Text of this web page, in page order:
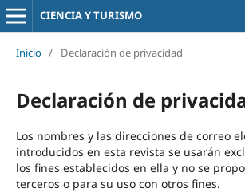
CIENCIA Y TURISMO
Inicio / Declaración de privacidad
Declaración de
Los nombres y las direcciones de correo
introducidos en esta revista se usarán
los fines establecidos en ella y no se
terceros o para su uso con otros fines.